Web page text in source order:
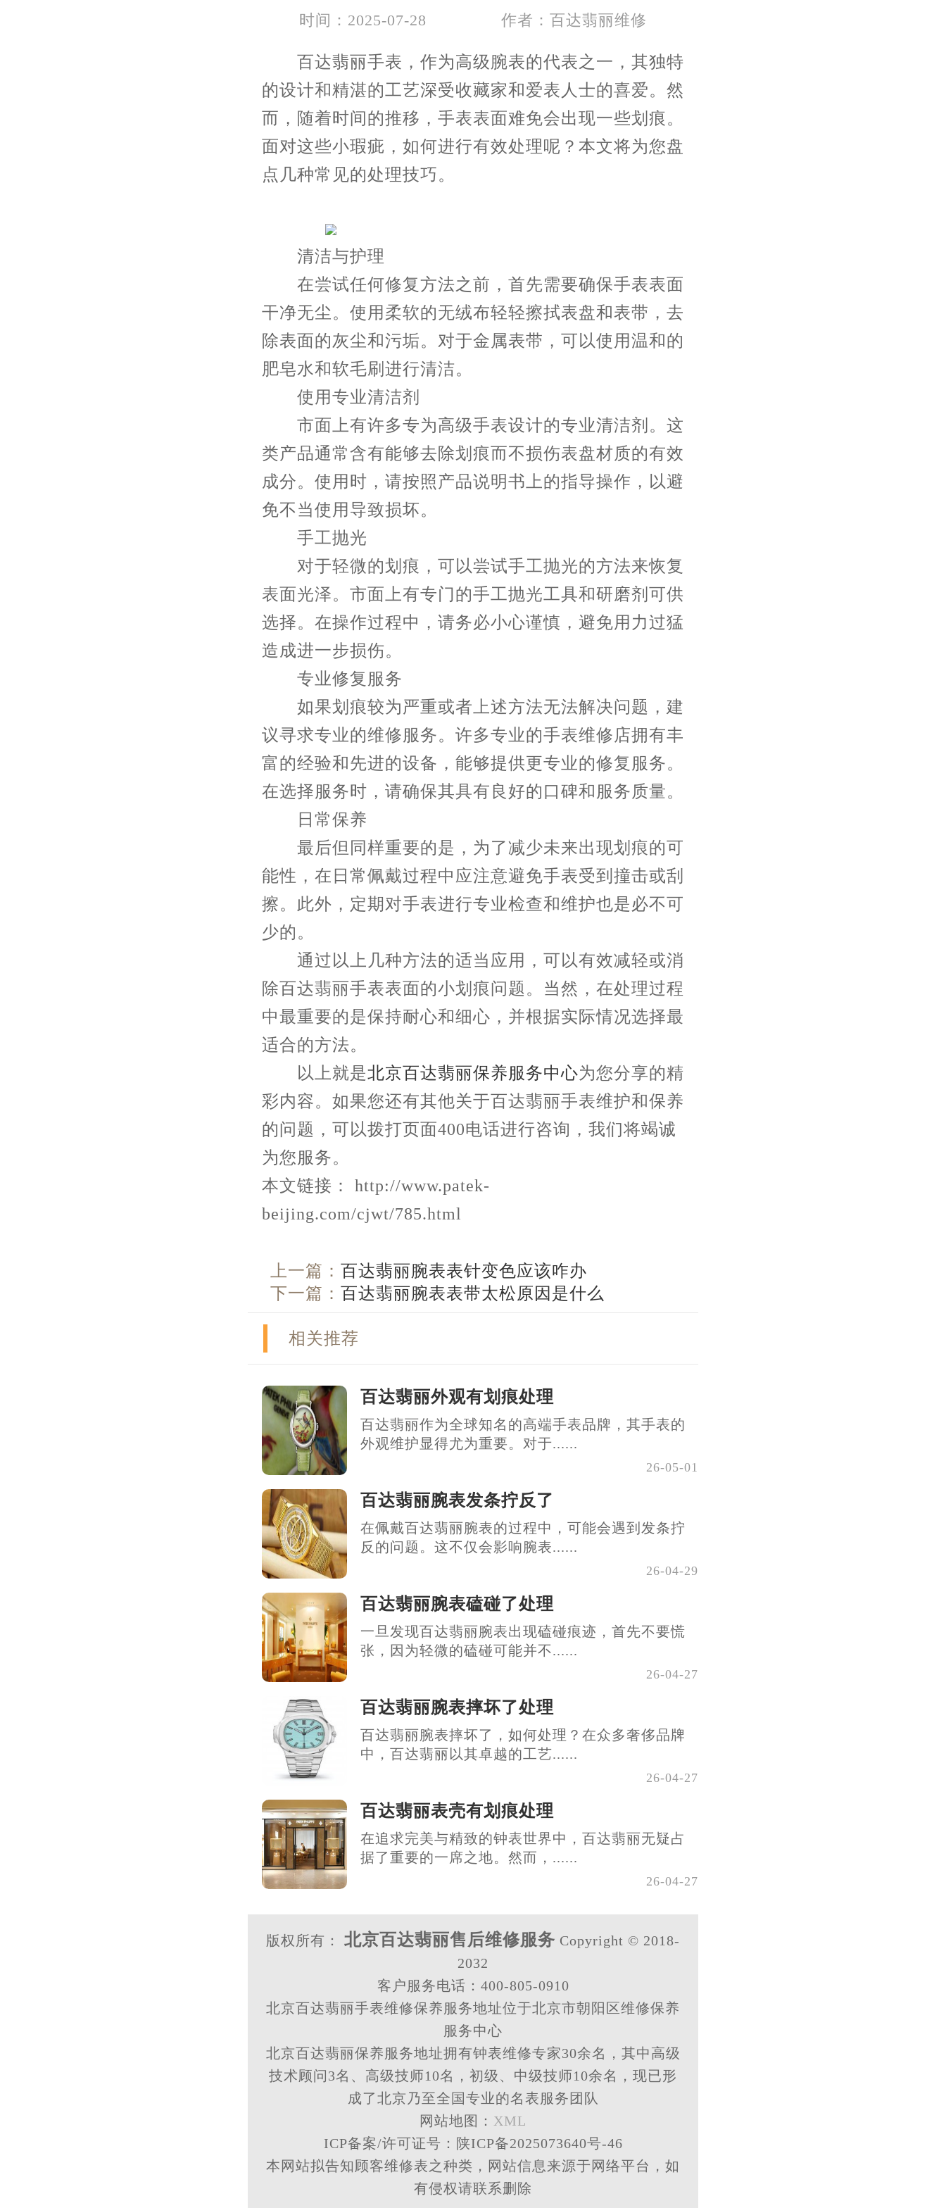
时间：2025-07-28 作者：百达翡丽维修
百达翡丽手表，作为高级腕表的代表之一，其独特
的设计和精湛的工艺深受收藏家和爱表人士的喜爱。然
而，随着时间的推移，手表表面难免会出现一些划痕。
面对这些小瑕疵，如何进行有效处理呢？本文将为您盘
点几种常见的处理技巧。
清洁与护理
在尝试任何修复方法之前，首先需要确保手表表面
干净无尘。使用柔软的无绒布轻轻擦拭表盘和表带，去
除表面的灰尘和污垢。对于金属表带，可以使用温和的
肥皂水和软毛刷进行清洁。
使用专业清洁剂
市面上有许多专为高级手表设计的专业清洁剂。这
类产品通常含有能够去除划痕而不损伤表盘材质的有效
成分。使用时，请按照产品说明书上的指导操作，以避
免不当使用导致损坏。
手工抛光
对于轻微的划痕，可以尝试手工抛光的方法来恢复
表面光泽。市面上有专门的手工抛光工具和研磨剂可供
选择。在操作过程中，请务必小心谨慎，避免用力过猛
造成进一步损伤。
专业修复服务
如果划痕较为严重或者上述方法无法解决问题，建
议寻求专业的维修服务。许多专业的手表维修店拥有丰
富的经验和先进的设备，能够提供更专业的修复服务。
在选择服务时，请确保其具有良好的口碑和服务质量。
日常保养
最后但同样重要的是，为了减少未来出现划痕的可
能性，在日常佩戴过程中应注意避免手表受到撞击或刮
擦。此外，定期对手表进行专业检查和维护也是必不可
少的。
通过以上几种方法的适当应用，可以有效减轻或消
除百达翡丽手表表面的小划痕问题。当然，在处理过程
中最重要的是保持耐心和细心，并根据实际情况选择最
适合的方法。
以上就是北京百达翡丽保养服务中心为您分享的精
彩内容。如果您还有其他关于百达翡丽手表维护和保养
的问题，可以拨打页面400电话进行咨询，我们将竭诚
为您服务。
本文链接： http://www.patek-
beijing.com/cjwt/785.html
上一篇： 百达翡丽腕表表针变色应该咋办
下一篇： 百达翡丽腕表表带太松原因是什么
相关推荐
百达翡丽外观有划痕处理
百达翡丽作为全球知名的高端手表品牌，其手表的
外观维护显得尤为重要。对于......
26-05-01
百达翡丽腕表发条拧反了
在佩戴百达翡丽腕表的过程中，可能会遇到发条拧
反的问题。这不仅会影响腕表......
26-04-29
百达翡丽腕表磕碰了处理
一旦发现百达翡丽腕表出现磕碰痕迹，首先不要慌
张，因为轻微的磕碰可能并不......
26-04-27
百达翡丽腕表摔坏了处理
百达翡丽腕表摔坏了，如何处理？在众多奢侈品牌
中，百达翡丽以其卓越的工艺......
26-04-27
百达翡丽表壳有划痕处理
在追求完美与精致的钟表世界中，百达翡丽无疑占
据了重要的一席之地。然而，......
26-04-27
版权所有： 北京百达翡丽售后维修服务 Copyright © 2018-
2032
客户服务电话：400-805-0910
北京百达翡丽手表维修保养服务地址位于北京市朝阳区维修保养
服务中心
北京百达翡丽保养服务地址拥有钟表维修专家30余名，其中高级
技术顾问3名、高级技师10名，初级、中级技师10余名，现已形
成了北京乃至全国专业的名表服务团队
网站地图： XML
ICP备案/许可证号：陕ICP备2025073640号-46
本网站拟告知顾客维修表之种类，网站信息来源于网络平台，如
有侵权请联系删除